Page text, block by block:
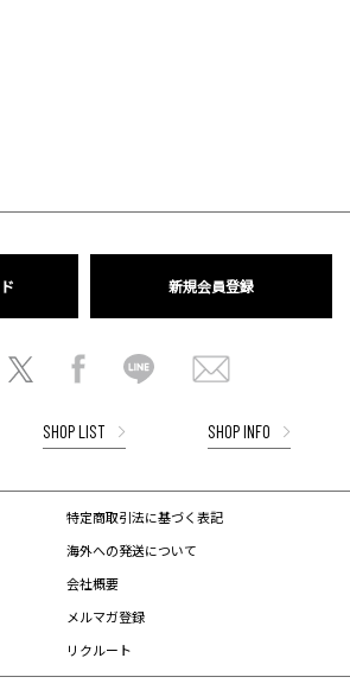
新規会員登録
SHOP LIST SHOP INFO
特定商取引法に基づく表記
海外への発送について
会社概要
メルマガ登録
リクルート